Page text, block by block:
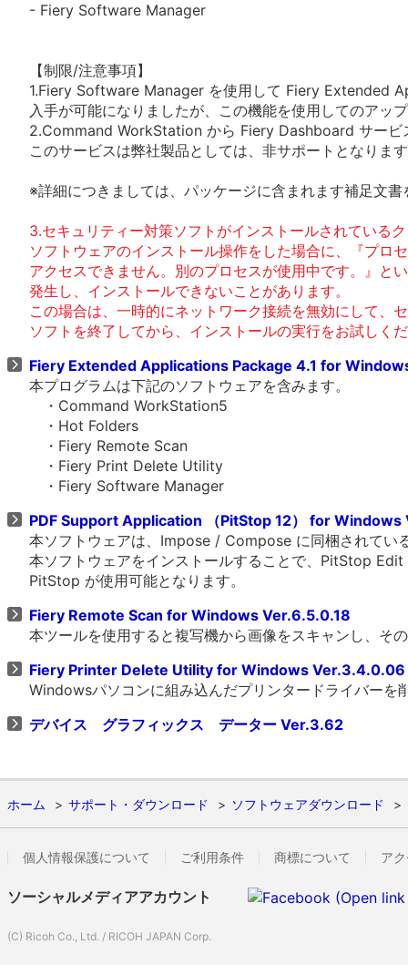
- Fiery Software Manager
【制限/注意事項】
1.Fiery Software Manager を使用して Fiery Extended
入手が可能になりましたが、この機能を使用してのアッ
2.Command WorkStation から Fiery Dashboard サービ
このサービスは弊社製品としては、非サポートとなりま
※詳細につきましては、パッケージに含まれます補足文
3.セキュリティー対策ソフトがインストールされている
ソフトウェアのインストール操作をした場合に、『プロ
アクセスできません。別のプロセスが使用中です。』と
発生し、インストールできないことがあります。
この場合は、一時的にネットワーク接続を無効にして、
ソフトを終了してから、インストールの実行をお試しく
Fiery Extended Applications Package 4.1 for
本プログラムは下記のソフトウェアを含みます。
・Command WorkStation5
・Hot Folders
・Fiery Remote Scan
・Fiery Print Delete Utility
・Fiery Software Manager
PDF Support Application （PitStop 12） for Windows
本ソフトウェアは、Impose / Compose に同梱されてい
本ソフトウェアをインストールすることで、PitStop
PitStop が使用可能となります。
Fiery Remote Scan for Windows Ver.6.5.0.18
本ツールを使用すると複写機から画像をスキャンし、そ
Fiery Printer Delete Utility for Windows Ver.3.4.0.06
Windowsパソコンに組み込んだプリンタードライバーを
デバイス グラフィックス データー Ver.3.62
ホーム サポート・ダウンロード ソフトウェアダウンロード
個人情報保護について ご利用条件 商標について ア
ソーシャルメディアアカウント
(C) Ricoh Co., Ltd. / RICOH JAPAN Corp.